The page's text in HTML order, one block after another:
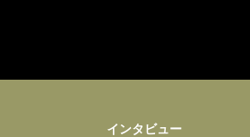
インタビュー